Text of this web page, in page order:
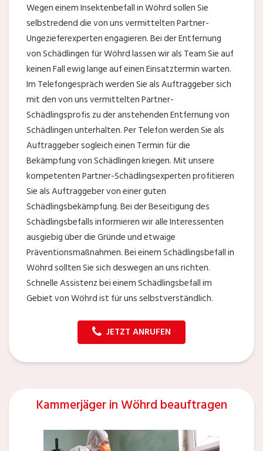
Wegen einem Insektenbefall in Wöhrd sollen Sie
selbstredend die von uns vermittelten Partner-
Ungezieferexperten engagieren. Bei der Entfernung
von Schädlingen für Wöhrd lassen wir als Team Sie auf
keinen Fall ewig lange auf einen Einsatztermin warten.
Im Telefongespräch werden Sie als Auftraggeber sich
mit den von uns vermittelten Partner-
Schädlingsprofis zu der anstehenden Entfernung von
Schädlingen unterhalten. Per Telefon werden Sie als
Auftraggeber sogleich einen Termin für die
Bekämpfung von Schädlingen kriegen. Mit unsere
kompetenten Partner-Schädlingsexperten profitieren
Sie als Auftraggeber von einer guten
Schädlingsbekämpfung. Bei der Beseitigung des
Schädlingsbefalls informieren wir alle Interessenten
ausgiebig über die Gründe und etwaige
Präventionsmaßnahmen. Bei einem Schädlingsbefall in
Wöhrd sollten Sie sich deswegen an uns richten.
Schnelle Assistenz bei einem Schädlingsbefall im
Gebiet von Wöhrd ist für uns selbstverständlich.
JETZT ANRUFEN
Kammerjäger in Wöhrd beauftragen